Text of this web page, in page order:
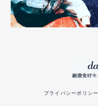
プライバシーポリシー